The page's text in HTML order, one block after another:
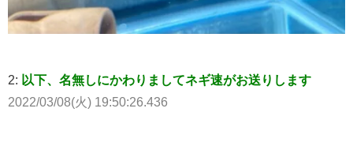
2: 以下、名無しにかわりましてネギ速がお送りします
2022/03/08(火) 19:50:26.436